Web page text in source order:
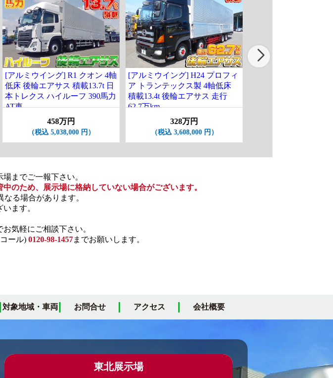
[アルミウイング] R1 クオン 4軸
低床 後輪エアサス 積載13.7t 日
本トレクス ハイルーフ 390馬力
AT車
458万円
（税込 5,038,000 円）
[アルミウイング] H24 プロフィ
ア トランテックス製 4軸低床
積載13.4t 後輪エアサス 走行
62.7万km
328万円
（税込 3,608,000 円）
までご一報下さい。
のため、展示場に格納していない場合がございます。
る場合があります。
ます。
気軽にご相談下さい。
ール) 0120-98-1457までお願いします。
対象地域・車両 お問合せ アクセス 会社概要
東北展示場